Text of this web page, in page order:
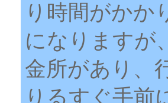
り時間がかか
になりますが
金所があり、
りるすぐ手前